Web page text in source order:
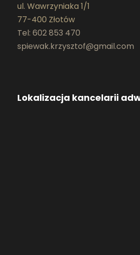
ul. Wawrzyniaka 1/1
77-400 Złotów
Tel: 602 853 470
spiewak.krzysztof@gmail.com
Lokalizacja kancelarii